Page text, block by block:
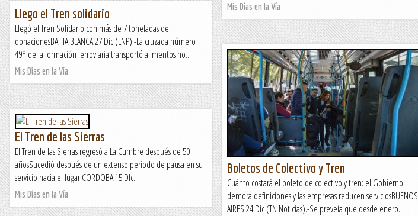
Mis Días en la Vía
Llego el Tren solidario
Llegó el Tren Solidario con más de 7 toneladas de
donacionesBAHIA BLANCA 27 Dic (LNP).-La cruzada número
49° de la formación ferroviaria transportó alimentos no...
Mis Días en la Vía
Boletos de Colectivo y Tren
Cuánto costará el boleto de colectivo y tren: el Gobierno
demora definiciones y las empresas reducen serviciosBUENOS
AIRES 24 Dic (TN Noticias).-Se preveía que desde enero...
El Tren de las Sierras
El Tren de las Sierras regresó a La Cumbre después de 50
añosSucedió después de un extenso periodo de pausa en su
servicio hacia el lugar.CORDOBA 15 DIc...
Mis Días en la Vía